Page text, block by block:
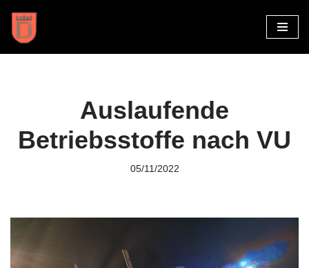
Zum
Inhalt
Auslaufende
Betriebsstoffe nach VU
05/11/2022